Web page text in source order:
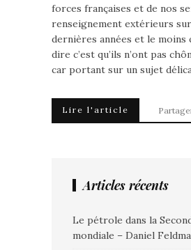
forces françaises et de nos
renseignement extérieurs
dernières années et le moins
dire c’est qu’ils n’ont pas
car portant sur un sujet
Lire l'article
Articles récents
Le pétrole dans la
mondiale – Daniel